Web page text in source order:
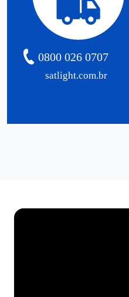
satlight.com.br
0800 026 0707